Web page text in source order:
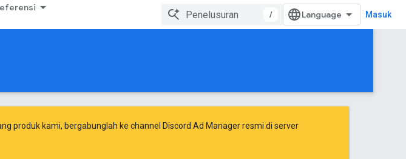
/ Masuk
produk kami, bergabunglah ke channel Discord Ad Manager resmi di server